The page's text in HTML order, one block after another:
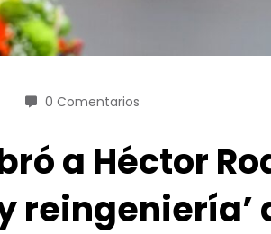
0 Comentarios
a Héctor
reingeniería’